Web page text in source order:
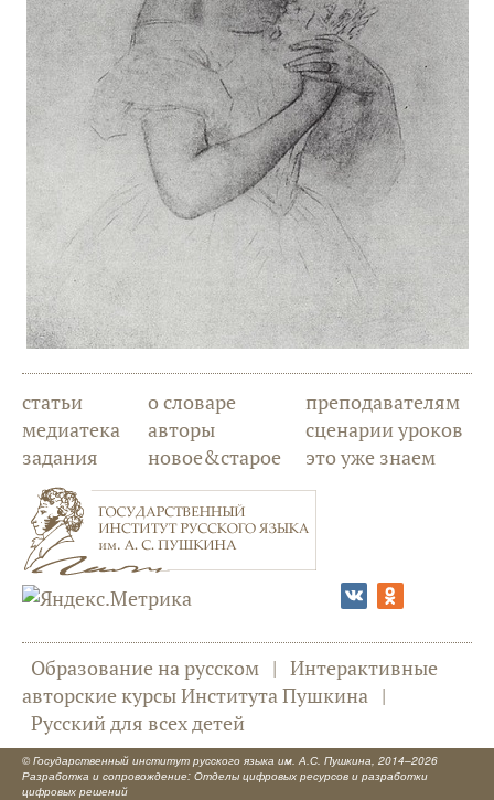
статьи
медиатека
задания
о словаре
авторы
новое&старое
преподавателям
сценарии уроков
это уже знаем
Образование на русском | Интерактивные
авторские курсы Института Пушкина |
Русский для всех детей
© Государственный институт русского языка им. А.С. Пушкина, 2014–2026
Разработка и сопровождение: Отделы цифровых ресурсов и разработки
цифровых решений